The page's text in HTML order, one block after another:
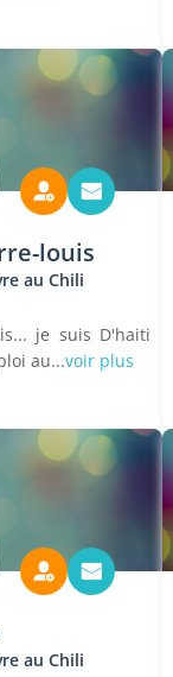
louis
au Chili
je suis D'haiti
au...voir plus
au Chili